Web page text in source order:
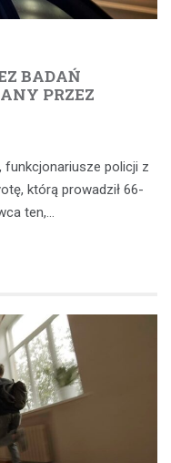
BADAŃ
PRZEZ
policji z
którą prowadził 66-
ten,…